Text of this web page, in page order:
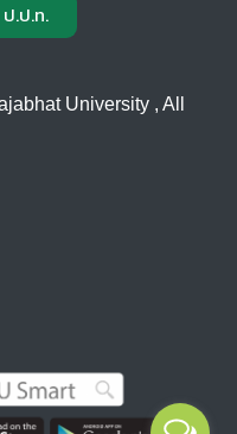
.ป.ท.
University , All